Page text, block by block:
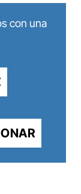
con una